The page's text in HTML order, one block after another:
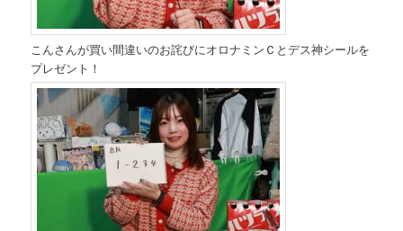
こんさんが買い間違いのお詫びにオロナミンＣとデス神シールを
プレゼント！